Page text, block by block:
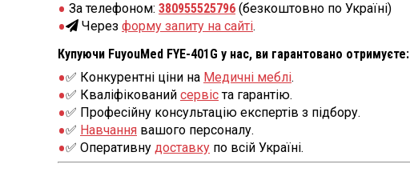
За телефоном: 380955525796 (безкоштовно по Україні)
Через форму запиту на сайті.
Купуючи FuyouMed FYE-401G у нас, ви гарантовано отримуєте:
✅ Конкурентні ціни на Медичні меблі.
✅ Кваліфікований сервіста гарантію.
✅ Професійну консультацію експертів з підбору.
✅ Навчання вашого персоналу.
✅ Оперативну доставку по всій Україні.